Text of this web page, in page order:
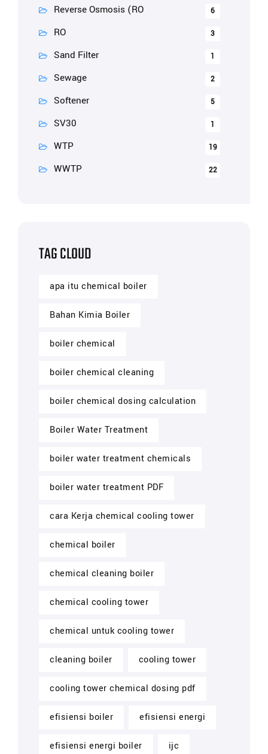
Reverse Osmosis (RO 6
RO 3
Sand Filter 1
Sewage 2
Softener 5
SV30 1
WTP 19
WWTP 22
TAG CLOUD
apa itu chemical boiler
Bahan Kimia Boiler
boiler chemical
boiler chemical cleaning
boiler chemical dosing calculation
Boiler Water Treatment
boiler water treatment chemicals
boiler water treatment PDF
cara Kerja chemical cooling tower
chemical boiler
chemical cleaning boiler
chemical cooling tower
chemical untuk cooling tower
cleaning boiler cooling tower
cooling tower chemical dosing pdf
efisiensi boiler efisiensi energi
efisiensi energi boiler ijc